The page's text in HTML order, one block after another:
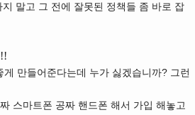
말고 그 전에 잘못된 정책들 좀 바로 잡
만들어준다는데 누가 싫겠습니까? 그런
스마트폰 공짜 핸드폰 해서 가입 해놓고